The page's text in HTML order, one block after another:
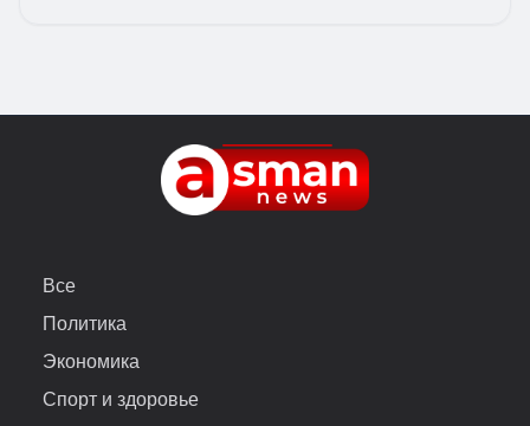
Все
Политика
Экономика
Спорт и здоровье